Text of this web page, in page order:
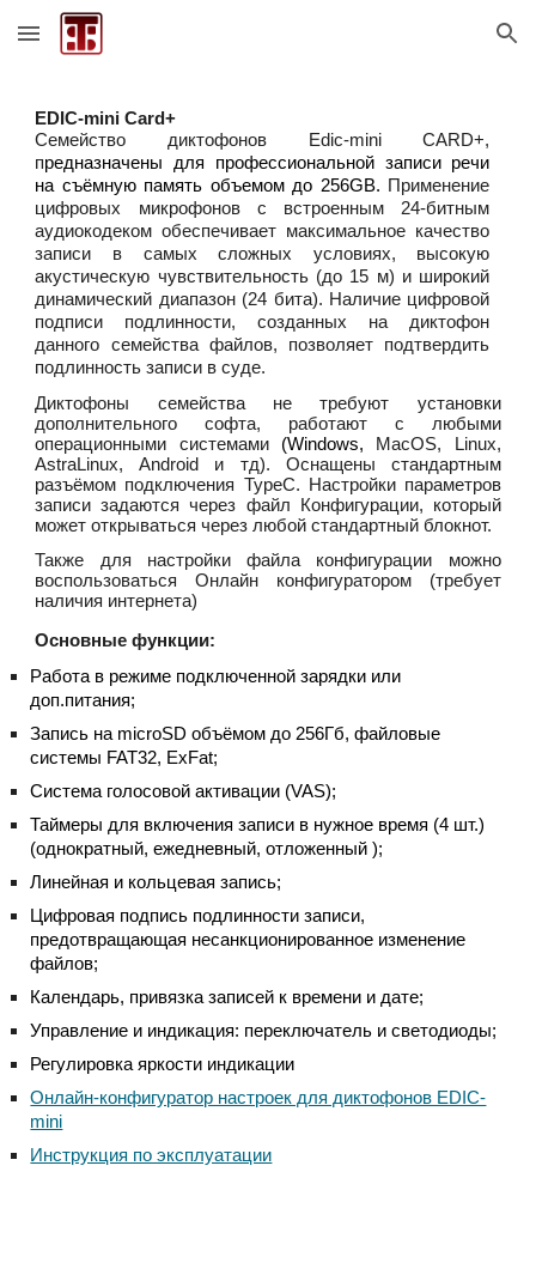
Skip to main content Skip to navigation
EDIC-mini Card+
Семейство диктофонов Edic-mini CARD+,
предназначены для профессиональной записи речи
на съёмную память объемом до 256GB. Применение
цифровых микрофонов с встроенным 24-битным
аудиокодеком обеспечивает максимальное качество
записи в самых сложных условиях, высокую
акустическую чувствительность (до 15 м) и широкий
динамический диапазон (24 бита). Наличие цифровой
подписи подлинности, созданных на диктофон
данного семейства файлов, позволяет подтвердить
подлинность записи в суде.
Диктофоны семейства не требуют установки
дополнительного софта, работают с любыми
операционными системами(Windows,
MacOS, Linux,
AstraLinux,Android и тд). Оснащены стандартным
разъёмом подключения TypeC. Настройки параметров
записи задаются через файл Конфигурации, который
может открываться через любой стандартный блокнот.
Также для настройки файла конфигурации можно
воспользоваться Онлайн конфигуратором (требует
наличия интернета)
Основные функции:
Работа в режиме подключенной зарядки или
доп.питания;
Запись на microSD объёмом до 256Гб, файловые
системы FAT32, ExFat;
Система голосовой активации (VAS);
Таймеры для включения записи в нужное время (4 шт.)
(однократный, ежедневный, отложенный );
Линейная и кольцевая запись;
Цифровая подпись подлинности записи,
предотвращающая несанкционированное изменение
файлов;
Календарь, привязка записей к времени и дате;
Управление и индикация: переключатель и светодиоды;
Регулировка яркости индикации
Онлайн-конфигуратор настроек для диктофонов EDIC-
mini
Инструкция по эксплуатации